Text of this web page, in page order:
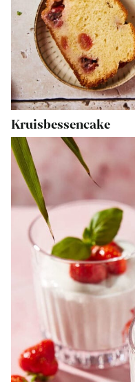
Kruisbessencake